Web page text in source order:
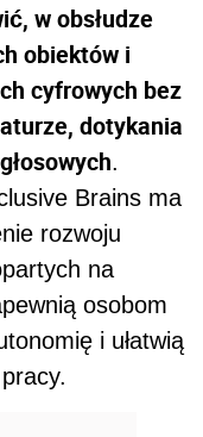
w obsłudze
obiektów i
cyfrowych bez
dotykania
.
Brains ma
rozwoju
na
osobom
i ułatwią